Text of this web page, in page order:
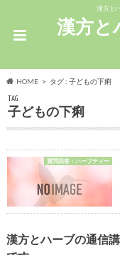
漢方と
漢方と
HOME タグ : 子どもの下痢
TAG
子どもの下痢
質問回答：ハーブティー
漢方とハーブの通信